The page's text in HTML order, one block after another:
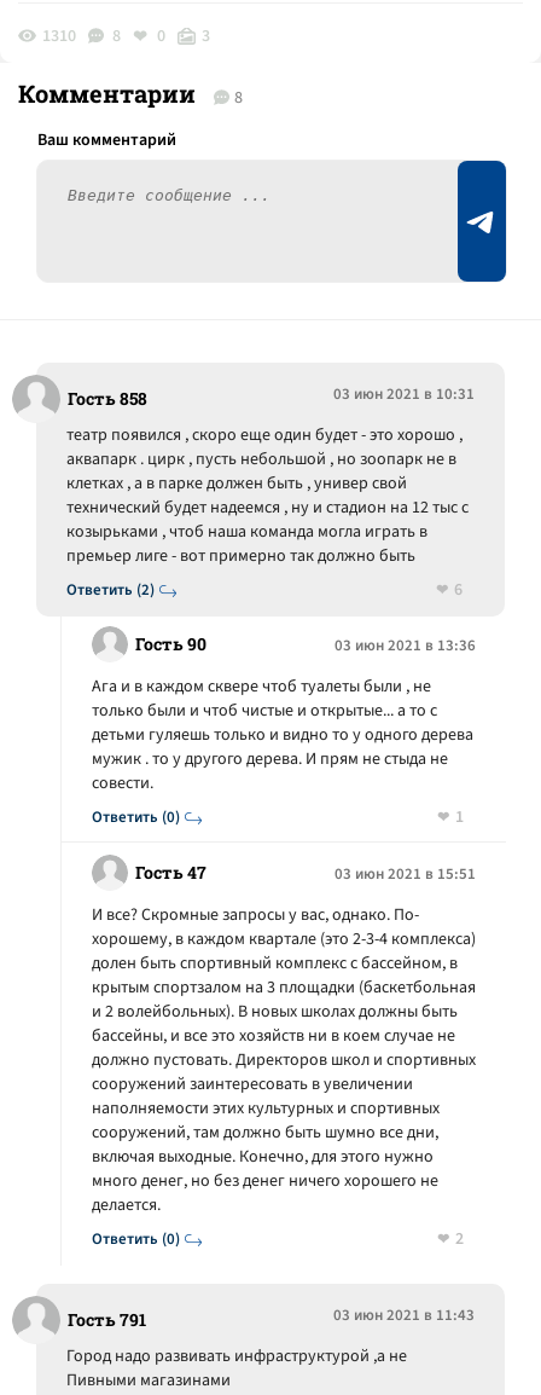
1310 8 0 3
Комментарии 8
Гость 858 03 июн 2021 в 10:31
Ответить (2)
театр появился , скоро еще один будет - это хорошо ,
аквапарк . цирк , пусть небольшой , но зоопарк не в
клетках , а в парке должен быть , универ свой
технический будет надеемся , ну и стадион на 12 тыс с
козырьками , чтоб наша команда могла играть в
премьер лиге - вот примерно так должно быть
6
Гость 90 03 июн 2021 в 13:36
Ответить (0)
Ага и в каждом сквере чтоб туалеты были , не
только были и чтоб чистые и открытые... а то с
детьми гуляешь только и видно то у одного дерева
мужик . то у другого дерева. И прям не стыда не
совести.
1
Гость 47 03 июн 2021 в 15:51
Ответить (0)
И все? Скромные запросы у вас, однако. По-
хорошему, в каждом квартале (это 2-3-4 комплекса)
долен быть спортивный комплекс с бассейном, в
крытым спортзалом на 3 площадки (баскетбольная
и 2 волейбольных). В новых школах должны быть
бассейны, и все это хозяйств ни в коем случае не
должно пустовать. Директоров школ и спортивных
сооружений заинтересовать в увеличении
наполняемости этих культурных и спортивных
сооружений, там должно быть шумно все дни,
включая выходные. Конечно, для этого нужно
много денег, но без денег ничего хорошего не
делается.
2
Гость 791 03 июн 2021 в 11:43
Город надо развивать инфраструктурой ,а не
Пивными магазинами